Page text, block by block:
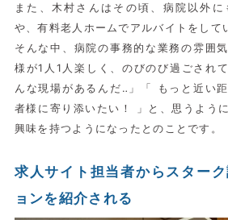
また、木村さんはその頃、病院以外
や、有料老人ホームでアルバイトをして
そんな中、病院の事務的な業務の雰囲
様が1人1人楽しく、のびのび過ごされ
んな現場があるんだ‥」「 もっと近い
者様に寄り添いたい！ 」と、思うよう
興味を持つようになったとのことです。
求人サイト担当者からスター
ョンを紹介される